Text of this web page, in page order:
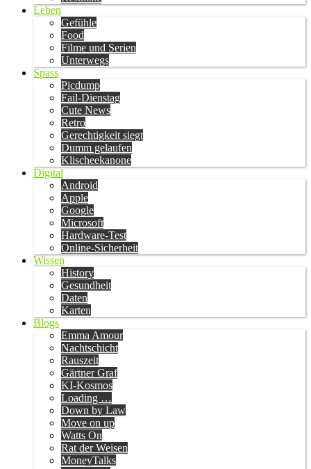
Leben
Gefühle
Food
Filme und Serien
Unterwegs
Spass
Picdump
Fail-Dienstag
Cute News
Retro
Gerechtigkeit siegt
Dumm gelaufen
Klischeekanone
Digital
Android
Apple
Google
Microsoft
Hardware-Test
Online-Sicherheit
Wissen
History
Gesundheit
Daten
Karten
Blogs
Emma Amour
Nachtschicht
Rauszeit
Gärtner Graf
KI-Kosmos
Loading …
Down by Law
Move on up
Watts On
Rat der Weisen
MoneyTalks